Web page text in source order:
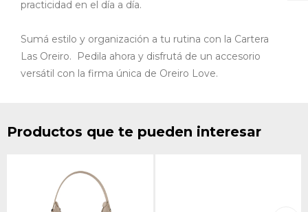
practicidad en el día a día.
Sumá estilo y organización a tu rutina con la Cartera
Las Oreiro. Pedila ahora y disfrutá de un accesorio
versátil con la firma única de Oreiro Love.
Productos que te pueden interesar